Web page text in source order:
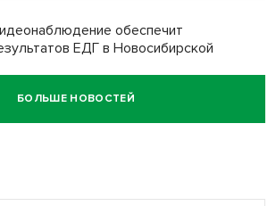
обеспечит
ЕДГ в Новосибирской
в бой: «Ростелеком» объявляет
БОЛЬШЕ НОВОСТЕЙ